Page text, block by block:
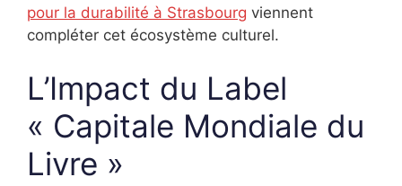
pour la durabilité à Strasbourg viennent
compléter cet écosystème culturel.
L’Impact du Label
« Capitale Mondiale du
Livre »